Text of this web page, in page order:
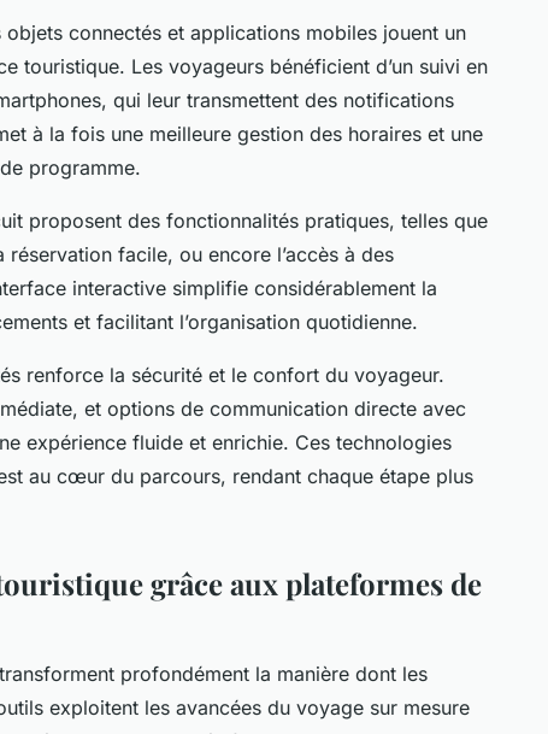
connectés et applications mobiles jouent un
touristique. Les voyageurs bénéficient d’un suivi en
qui leur transmettent des notifications
à la fois une meilleure gestion des horaires et une
programme.
proposent des fonctionnalités pratiques, telles que
facile, ou encore l’accès à des
interactive simplifie considérablement la
et facilitant l’organisation quotidienne.
renforce la sécurité et le confort du voyageur.
et options de communication directe avec
expérience fluide et enrichie. Ces technologies
au cœur du parcours, rendant chaque étape plus
grâce aux plateformes de
profondément la manière dont les
exploitent les avancées du voyage sur mesure